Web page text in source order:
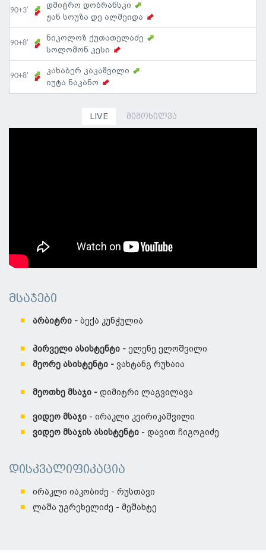
90+3'
დმიტრო დობრანსკი
ჟან სოუზა დე ალმეიდა
90+8'
ნიკოლოზ ქუთათელაძე
სოლომონ კესი
90+8'
კახაბერ კაკაშვილი
იუტა ნაკანო
LIVE მიმოხილვა
მსაჯები
არბიტრი - ბექა კუნჭულია
პირველი ასისტენტი - ელენე ელოშვილი
მეორე ასისტენტი - ვახტანგ რუხაია
მეოთხე მსაჯი - დიმიტრი ლაგვილავა
ვიდეო მსაჯი - ირაკლი კვირიკაშვილი
ვიდეო მსაჯის ასისტენტი - დავით ჩიგოგიძე
დისკვალიფიკაცია
ირაკლი იაკობიძე - რუსთავი
ლაშა უგრეხელიძე - მეშახტე